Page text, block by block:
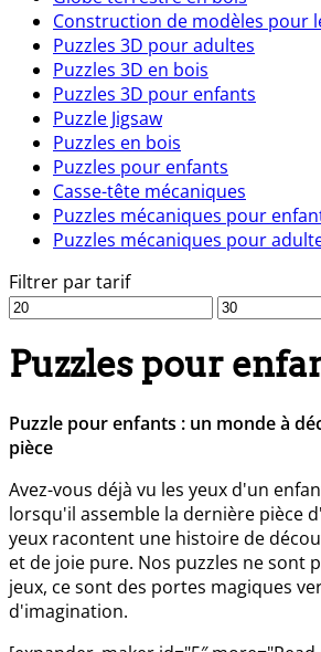
Construction de modèles pour
Puzzles 3D pour adultes
Puzzles 3D en bois
Puzzles 3D pour enfants
Puzzle Jigsaw
Puzzles en bois
Puzzles pour enfants
Casse-tête mécaniques
Puzzles mécaniques pour
Puzzles mécaniques pour
Filtrer par tarif
Prix
Prix
Puzzles pour
Puzzle pour enfants : un monde à
pièce
Avez-vous déjà vu les yeux d'un
lorsqu'il assemble la dernière pièce
yeux racontent une histoire de
et de joie pure. Nos puzzles ne sont
jeux, ce sont des portes magiques
d'imagination.